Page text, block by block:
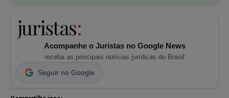
Acompanhe o Juristas no Google News
receba as principais notícias jurídicas do Brasil
Seguir no Google